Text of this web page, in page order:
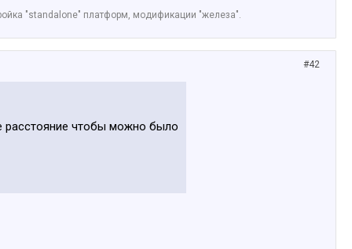
"standalone" платформ, модификации "железа".
#42
расстояние чтобы можно было